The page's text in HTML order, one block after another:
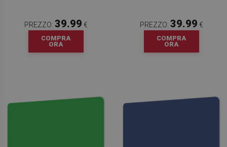
PREZZO: 39.99 €
COMPRA
ORA
PREZZO: 39.99 €
COMPRA
ORA